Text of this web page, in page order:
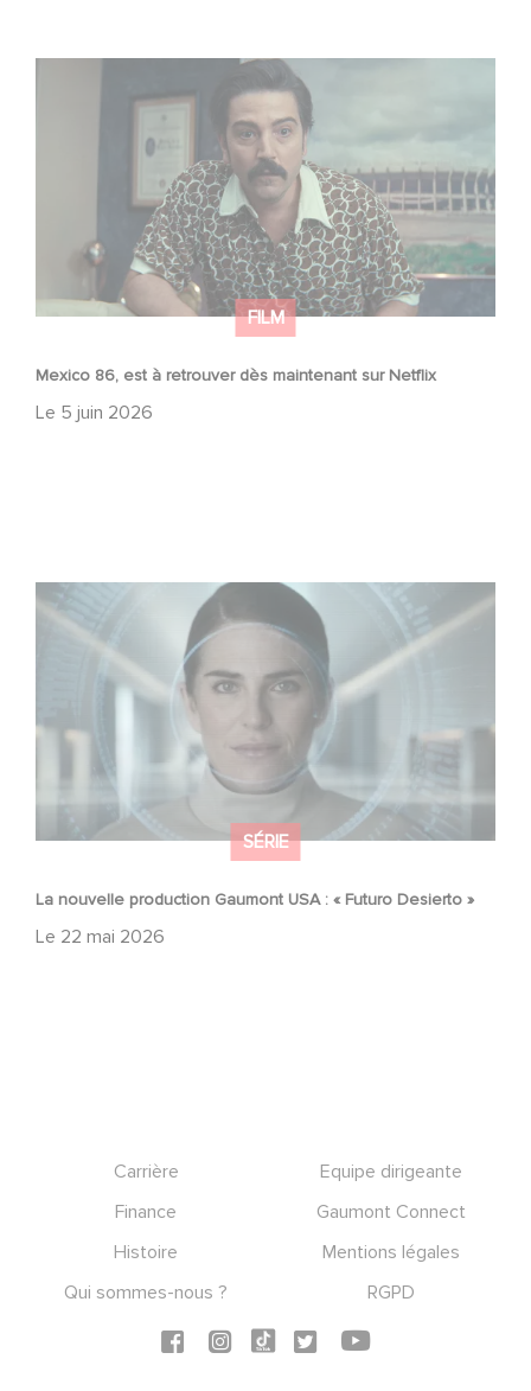
FILM
Mexico 86, est à retrouver dès maintenant sur Netflix
Le 5 juin 2026
Mexico 86, est à retrouver dès maintenant sur Netflix
SÉRIE
La nouvelle production Gaumont USA : « Futuro Desierto »
Le 22 mai 2026
La nouvelle production Gaumont USA : « Futuro Desierto
Carrière
Equipe dirigeante
Finance
Gaumont Connect
Histoire
Mentions légales
Qui sommes-nous ?
RGPD
Social icons